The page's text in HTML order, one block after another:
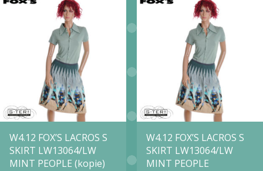
W4.12 FOX’S LACROS S
SKIRT LW13064/LW
MINT PEOPLE (kopie)
W4.12 FOX’S LACROS S
SKIRT LW13064/LW
MINT PEOPLE